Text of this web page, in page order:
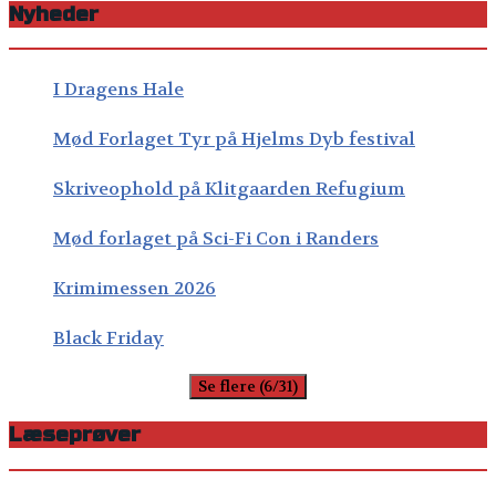
Nyheder
I Dragens Hale
Mød Forlaget Tyr på Hjelms Dyb festival
Skriveophold på Klitgaarden Refugium
Mød forlaget på Sci-Fi Con i Randers
Krimimessen 2026
Black Friday
Se flere (6/31)
Læseprøver